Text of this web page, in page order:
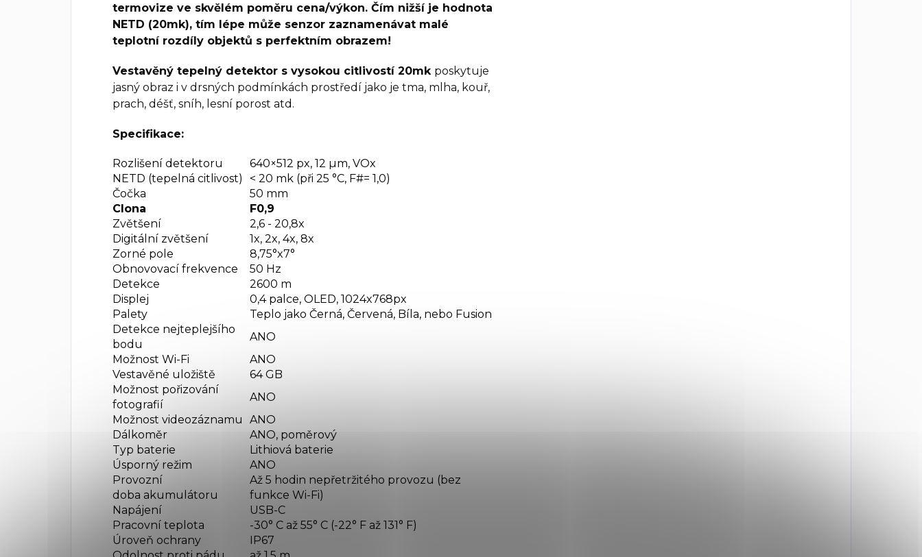
termovize ve skvělém poměru cena/výkon. Čím nižší je hodnota
NETD (20mk), tím lépe může senzor zaznamenávat malé
teplotní rozdíly objektů s perfektním obrazem!
Vestavěný tepelný detektor s vysokou citlivostí 20mk poskytuje
jasný obraz i v drsných podmínkách prostředí jako je tma, mlha, kouř,
prach, déšť, sníh, lesní porost atd.
Specifikace:
Rozlišení detektoru
640×512 px, 12 µm, VOx
NETD (tepelná citlivost)
< 20 mk (při 25 °C, F#= 1,0)
Čočka
50 mm
Clona
F0,9
Zvětšení
2,6 - 20,8x
Digitální zvětšení
1x, 2x, 4x, 8x
Zorné pole
8,75°x7°
Obnovovací frekvence
50 Hz
Detekce
2600 m
Displej
0,4 palce, OLED, 1024x768px
Palety
Teplo jako Černá, Červená, Bíla, nebo Fusion
Detekce nejteplejšího
bodu
ANO
Možnost Wi-Fi
ANO
Vestavěné uložiště
64 GB
Možnost pořizování
fotografií
ANO
Možnost videozáznamu
ANO
Dálkoměr
ANO, poměrový
Typ baterie
Lithiová baterie
Úsporný režim
ANO
Provozní
doba akumulátoru
Až 5 hodin nepřetržitého provozu (bez
funkce Wi-Fi)
Napájení
USB-C
Pracovní teplota
-30° C až 55° C (-22° F až 131° F)
Úroveň ochrany
IP67